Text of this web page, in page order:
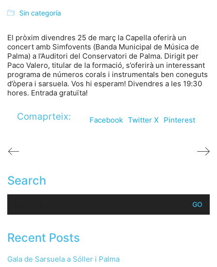
Sin categoría
El pròxim divendres 25 de març la Capella oferirà un
concert amb Simfovents (Banda Municipal de Música de
Palma) a l’Auditori del Conservatori de Palma. Dirigit per
Paco Valero, titular de la formació, s’oferirà un interessant
programa de números corals i instrumentals ben coneguts
d’òpera i sarsuela. Vos hi esperam! Divendres a les 19:30
hores. Entrada gratuïta!
Comaprteix: Facebook Twitter X Pinterest
Search
Recent Posts
Gala de Sarsuela a Sóller i Palma